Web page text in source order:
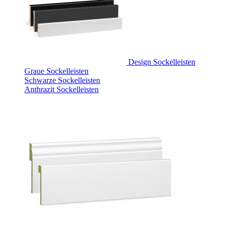
Design Sockelleisten
Graue Sockelleisten
Schwarze Sockelleisten
Anthrazit Sockelleisten